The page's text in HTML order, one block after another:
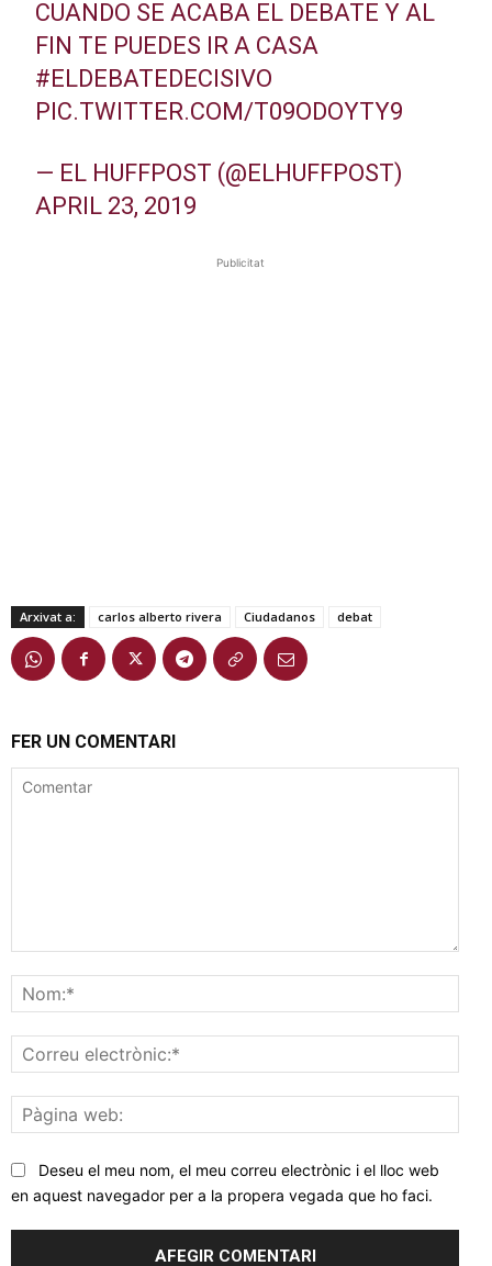
CUANDO SE ACABA EL DEBATE Y AL
FIN TE PUEDES IR A CASA
#ELDEBATEDECISIVO
PIC.TWITTER.COM/T09ODOYTY9
— EL HUFFPOST (@ELHUFFPOST)
APRIL 23, 2019
Publicitat
Arxivat a: carlos alberto rivera Ciudadanos debat
FER UN COMENTARI
web:
Deseu el meu nom, el meu correu electrònic i el lloc web
en aquest navegador per a la propera vegada que ho faci.